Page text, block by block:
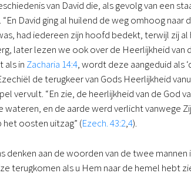
van David die, als gevolg van een
David ging al huilend de weg omhoog
had iedereen zijn hoofd bedekt, terwijl zij al
later lezen we ook over de Heerlijkheid
als in Zacharia 14:4, wordt deze aangeduid als
de terugkeer van Gods Heerlijkheid
vervult. “En zie, de heerlijkheid van de God
wateren, en de aarde werd verlicht vanwege
oosten uitzag” (Ezech. 43:2,4).
denken aan de woorden van de twee
terugkomen als u Hem naar de hemel hebt